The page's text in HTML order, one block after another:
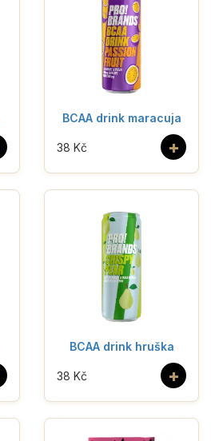
BCAA drink maracuja
+
38 Kč
BCAA drink hruška
+
38 Kč